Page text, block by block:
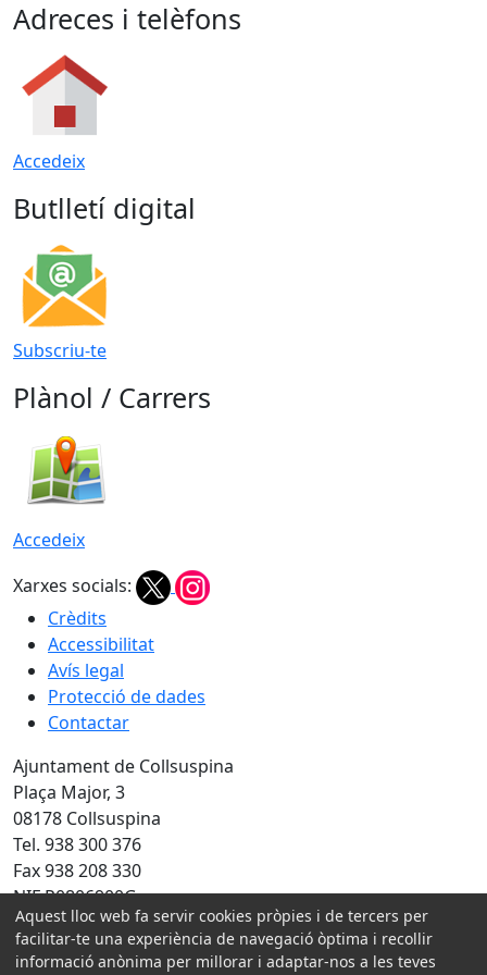
Adreces i telèfons
Accedeix
Butlletí digital
Subscriu-te
Plànol / Carrers
Accedeix
Xarxes socials:
Crèdits
Accessibilitat
Avís legal
Protecció de dades
Contactar
Ajuntament de Collsuspina
Plaça Major, 3
08178 Collsuspina
Tel. 938 300 376
Fax 938 208 330
NIF P0806900G
Amb la col·laboració de:
Aquest lloc web fa servir cookies pròpies i de tercers per
facilitar-te una experiència de navegació òptima i recollir
informació anònima per millorar i adaptar-nos a les teves